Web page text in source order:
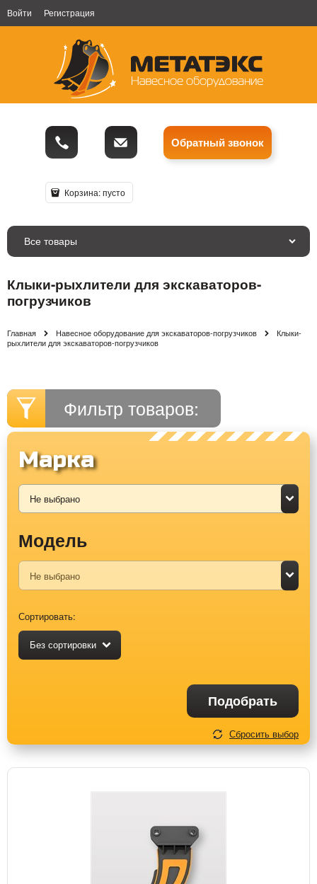
Войти Регистрация
Обратный звонок
Корзина:пусто
Все товары
Клыки-рыхлители для экскаваторов-
погрузчиков
Главная Навесное оборудование для экскаваторов-погрузчиков
Клыки-
рыхлители для экскаваторов-погрузчиков
Фильтр товаров:
Марка
Модель
Сортировать:
Без сортировки
Подобрать
Сбросить выбор